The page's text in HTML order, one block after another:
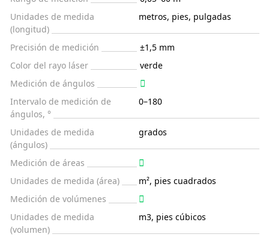
Unidades de medida
(longitud)
metros, pies, pulgadas
Precisión de medición
±1,5 mm
Color del rayo láser
verde
Medición de ángulos
Intervalo de medición de
ángulos, °
0–180
Unidades de medida
(ángulos)
grados
Medición de áreas
Unidades de medida (área)
m², pies cuadrados
Medición de volúmenes
Unidades de medida
(volumen)
m3, pies cúbicos